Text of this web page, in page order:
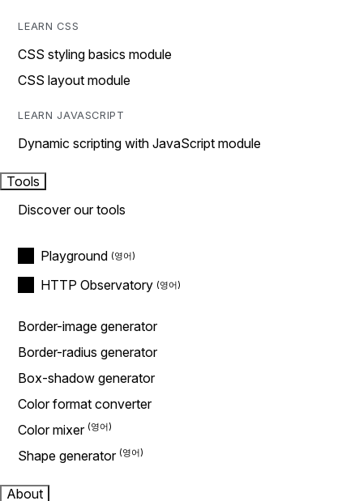
LEARN CSS
CSS styling basics module
CSS layout module
LEARN JAVASCRIPT
Dynamic scripting with JavaScript module
Tools
Discover our tools
Playground
HTTP Observatory
Border-image generator
Border-radius generator
Box-shadow generator
Color format converter
Color mixer
Shape generator
About